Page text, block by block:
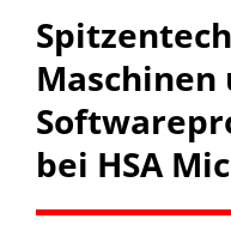
Maschinen
bei HSA